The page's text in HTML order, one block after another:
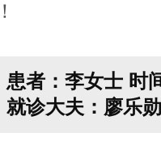
患者：李女士 时
就诊大夫：廖乐勋